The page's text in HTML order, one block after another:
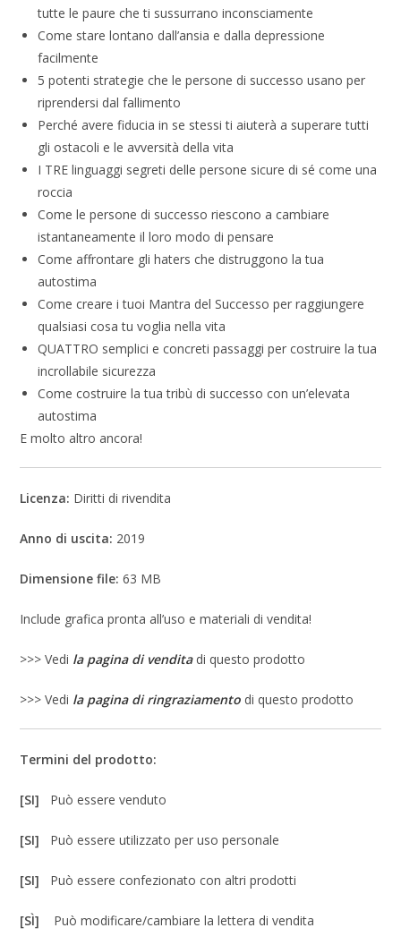
tutte le paure che ti sussurrano inconsciamente
Come stare lontano dall’ansia e dalla depressione
facilmente
5 potenti strategie che le persone di successo usano per
riprendersi dal fallimento
Perché avere fiducia in se stessi ti aiuterà a superare tutti
gli ostacoli e le avversità della vita
I TRE linguaggi segreti delle persone sicure di sé come una
roccia
Come le persone di successo riescono a cambiare
istantaneamente il loro modo di pensare
Come affrontare gli haters che distruggono la tua
autostima
Come creare i tuoi Mantra del Successo per raggiungere
qualsiasi cosa tu voglia nella vita
QUATTRO semplici e concreti passaggi per costruire la tua
incrollabile sicurezza
Come costruire la tua tribù di successo con un’elevata
autostima
E molto altro ancora!
Licenza: Diritti di rivendita
Anno di uscita: 2019
Dimensione file: 63 MB
Include grafica pronta all’uso e materiali di vendita!
>>> Vedi la pagina di venditadi questo prodotto
>>> Vedi la pagina di ringraziamento di questo prodotto
Termini del prodotto:
[SI] Può essere venduto
[SI] Può essere utilizzato per uso personale
[SI] Può essere confezionato con altri prodotti
[SÌ] Può modificare/cambiare la lettera di vendita